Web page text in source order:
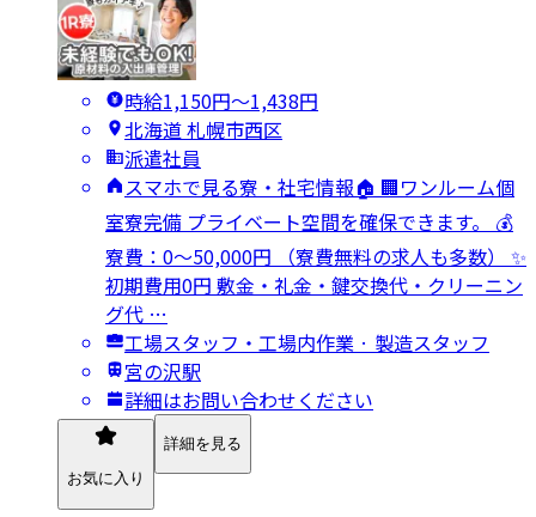
時給1,150円〜1,438円
北海道 札幌市西区
派遣社員
スマホで見る寮・社宅情報🏠 🏢ワンルーム個
室寮完備 プライベート空間を確保できます。 💰
寮費：0～50,000円 （寮費無料の求人も多数） ✨
初期費用0円 敷金・礼金・鍵交換代・クリーニン
グ代 …
工場スタッフ・工場内作業 · 製造スタッフ
宮の沢駅
詳細はお問い合わせください
お気に入り
詳細を見る